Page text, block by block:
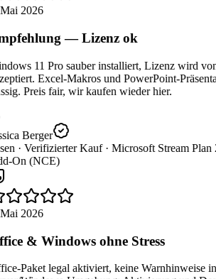
2026
— Lizenz ok
11 Pro sauber installiert, Lizenz wird
Excel-Makros und PowerPoint-
Preis fair, wir kaufen wieder hier.
Berger
· Verifizierter Kauf · Microsoft Stream Plan
On (NCE)
2026
& Windows ohne Stress
Paket legal aktiviert, keine Warnhinweise